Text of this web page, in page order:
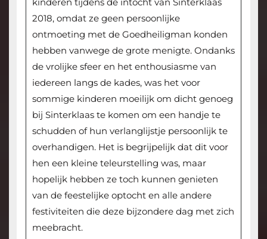
2018, omdat ze geen persoonlijke
ontmoeting met de Goedheiligman konden
hebben vanwege de grote menigte. Ondanks
de vrolijke sfeer en het enthousiasme van
iedereen langs de kades, was het voor
sommige kinderen moeilijk om dicht genoeg
bij Sinterklaas te komen om een handje te
schudden of hun verlanglijstje persoonlijk te
overhandigen. Het is begrijpelijk dat dit voor
hen een kleine teleurstelling was, maar
hopelijk hebben ze toch kunnen genieten
van de feestelijke optocht en alle andere
festiviteiten die deze bijzondere dag met zich
meebracht.